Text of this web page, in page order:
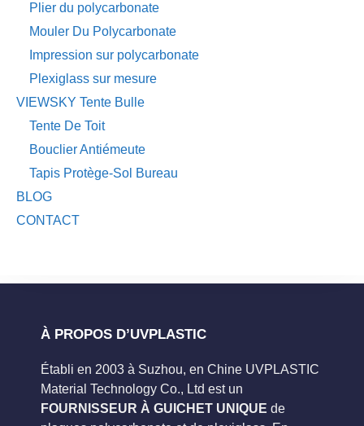
Plier du polycarbonate
Mouler Du Polycarbonate
Impression sur polycarbonate
Plexiglass sur mesure
VIEWSKY Tente Bulle
Tente De Toit
Bouclier Antiémeute
Tapis Protège-Sol Bureau
BLOG
CONTACT
À PROPOS D’UVPLASTIC
Établi en 2003 à Suzhou, en Chine UVPLASTIC
Material Technology Co., Ltd est un
FOURNISSEUR À GUICHET UNIQUE de